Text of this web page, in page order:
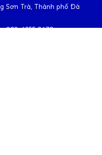
Sơn Trà, Thành phố Đà
023. 6355 2678